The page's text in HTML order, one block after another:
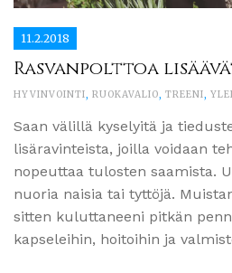
11.2.2018
Rasvanpolttoa
HYVINVOINTI RUOKAVALIO TREENI
Saan välillä kyselyitä ja
lisäravinteista, joilla voidaan
nopeuttaa tulosten saamista.
nuoria naisia tai tyttöjä.
sitten kuluttaneeni pitkän
kapseleihin, hoitoihin ja